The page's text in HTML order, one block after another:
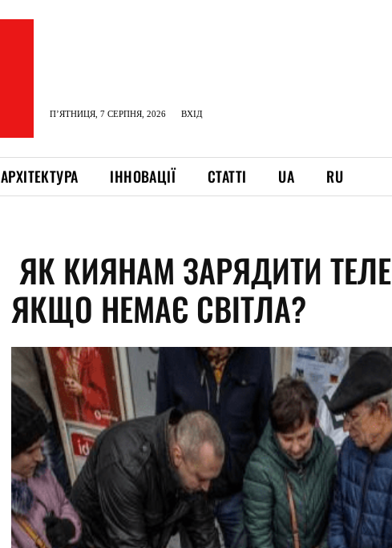
П’ЯТНИЦЯ, 7 СЕРПНЯ, 2026 ВХІД
АРХІТЕКТУРА ІННОВАЦІЇ СТАТТІ UA RU
ЯК КИЯНАМ ЗАРЯДИТИ
ЯКЩО НЕМАЄ СВІТЛА?